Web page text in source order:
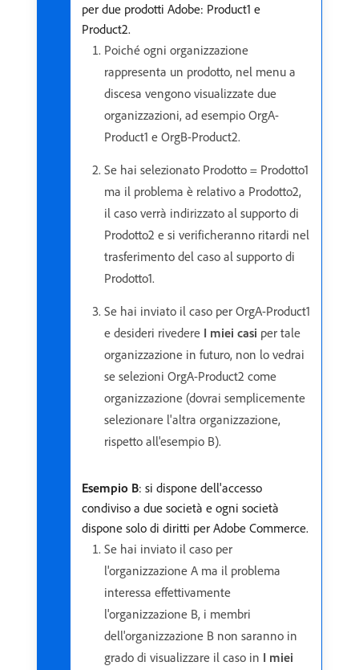
per due prodotti Adobe: Product1 e
Product2.
Poiché ogni organizzazione
rappresenta un prodotto, nel menu a
discesa vengono visualizzate due
organizzazioni, ad esempio OrgA-
Product1 e OrgB-Product2.
Se hai selezionato Prodotto = Prodotto1
ma il problema è relativo a Prodotto2,
il caso verrà indirizzato al supporto di
Prodotto2 e si verificheranno ritardi nel
trasferimento del caso al supporto di
Prodotto1.
Se hai inviato il caso per OrgA-Product1
e desideri rivedere I miei casi per tale
organizzazione in futuro, non lo vedrai
se selezioni OrgA-Product2 come
organizzazione (dovrai semplicemente
selezionare l'altra organizzazione,
rispetto all'esempio B).
Esempio B: si dispone dell'accesso
condiviso a due società e ogni società
dispone solo di diritti per Adobe Commerce.
Se hai inviato il caso per
l'organizzazione A ma il problema
interessa effettivamente
l'organizzazione B, i membri
dell'organizzazione B non saranno in
grado di visualizzare il caso in I miei